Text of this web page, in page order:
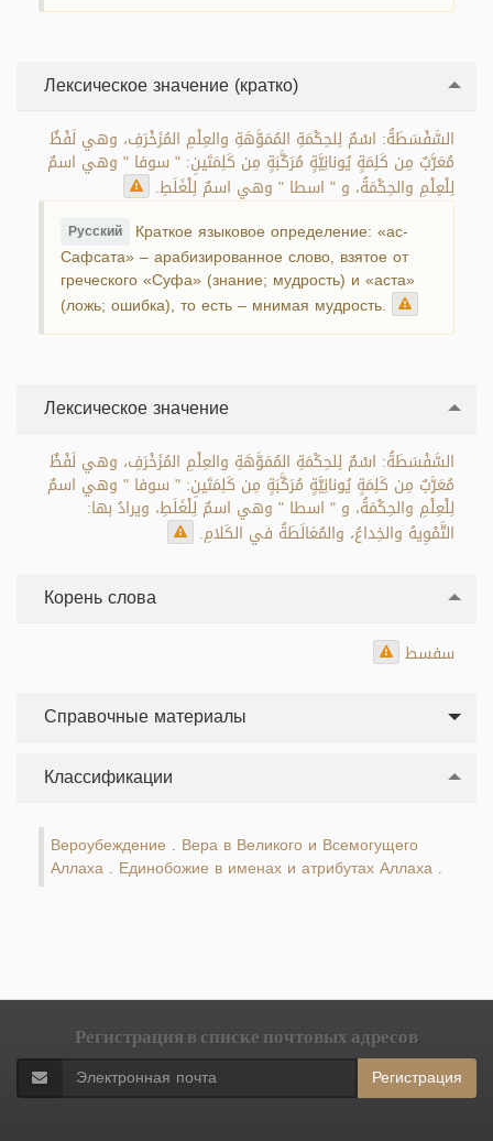
Лексическое значение (кратко)
السَّفْسَطَةُ: اسْمٌ لِلحِكْمَةِ المُمَوَّهَةِ والعِلْمِ المُزَخْرَفِ، وهي لَفْظٌ
مُعَرَّبٌ مِن كَلِمَةٍ يُونانِيَّةٍ مُرَكَّبَةٍ مِن كَلِمَتَينِ: " سوفا " وهي اسمٌ
لِلْعِلْمِ والحِكْمَةُ، و " اسطا " وهي اسمٌ لِلْغَلَطِ.
Русский Краткое языковое определение: «ас-
Сафсата» – арабизированное слово, взятое от
греческого «Суфа» (знание; мудрость) и «аста»
(ложь; ошибка), то есть – мнимая мудрость.
Лексическое значение
السَّفْسَطَةُ: اسْمٌ لِلحِكْمَةِ المُمَوَّهَةِ والعِلْمِ المُزَخْرَفِ، وهي لَفْظٌ
مُعَرَّبٌ مِن كَلِمَةٍ يُونانِيَّةٍ مُرَكَّبَةٍ مِن كَلِمَتَينِ: " سوفا " وهي اسمٌ
لِلْعِلْمِ والحِكْمَةُ، و " اسطا " وهي اسمٌ لِلْغَلَطِ، ويرادُ بها:
التَّمْوِيهُ والخِداعُ، والمُغالَطَةُ في الكَلامِ.
Корень слова
سفسط
Справочные материалы
Классификации
Вероубеждение Вера в Великого и Всемогущего
Аллаха Единобожие в именах и атрибутах Аллаха
Регистрация в списке почтовых адресов
Регистрация